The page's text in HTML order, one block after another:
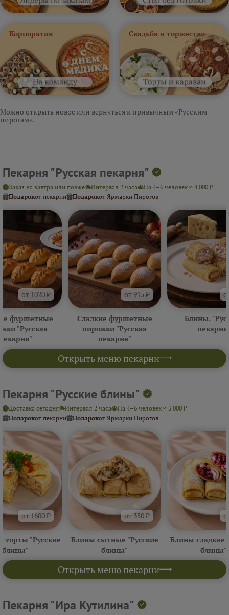
Корпоратив Свадьба и торжество
Можно открыть новое или вернуться к привычным «Русским
пирогам».
Пекарня "Русская пекарня"
Открыть меню пекарни
Заказ на завтра или позже Интервал 2 часа
На 4–6 человек ≈ 4 000 ₽
Подарокот пекарни Подарокот Ярмарки Пирогов
от 1020 ₽
фуршетные
"Русская
от 915 ₽
Сладкие фуршетные
пирожки "Русская
пекарня"
Блины.
Пекарня "Русские блины"
Открыть меню пекарни
Доставка сегодня Интервал 2 часа
На 4–6 человек ≈ 3 000 ₽
Подарокот пекарни Подарокот Ярмарки Пирогов
от 1600 ₽
торты "Русские
блины"
от 350 ₽
Блины сытные "Русские
блины"
Блины сладкие
блины"
Пекарня "Ира Кутилина"